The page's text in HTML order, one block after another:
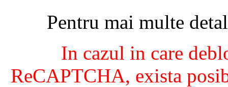
Pentru mai multe
In cazul in care
ReCAPTCHA, exista